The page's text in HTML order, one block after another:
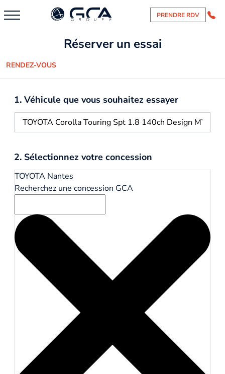
PRENDRE RDV
Réserver un essai
RENDEZ-VOUS
1. Véhicule que vous souhaitez essayer
2. Sélectionnez votre concession
TOYOTA Nantes
Recherchez une concession GCA